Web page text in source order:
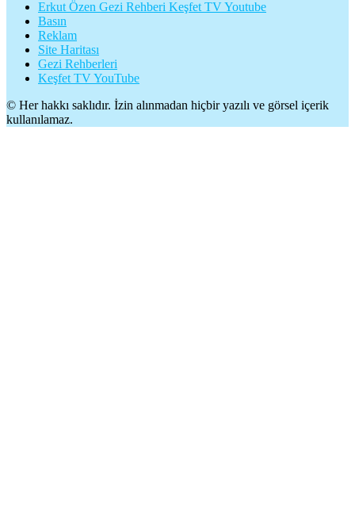
Erkut Özen Gezi Rehberi Keşfet TV Youtube
Basın
Reklam
Site Haritası
Gezi Rehberleri
Keşfet TV YouTube
© Her hakkı saklıdır. İzin alınmadan hiçbir yazılı ve görsel içerik
kullanılamaz.